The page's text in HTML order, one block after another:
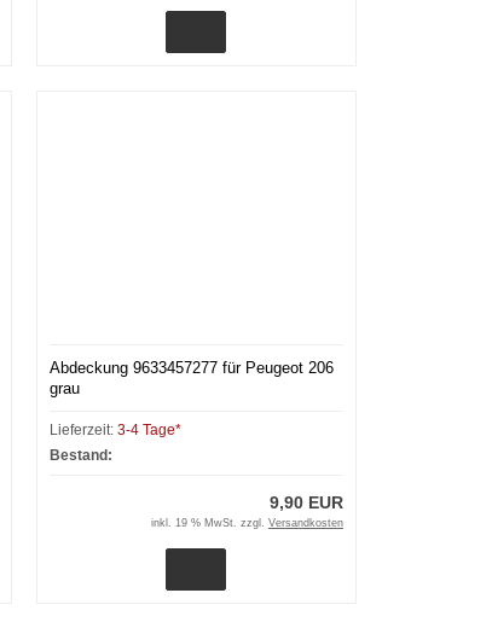
Abdeckung 9633457277 für Peugeot 206
grau
Lieferzeit: 3-4 Tage*
Bestand:
9,90 EUR
inkl. 19 % MwSt. zzgl. Versandkosten